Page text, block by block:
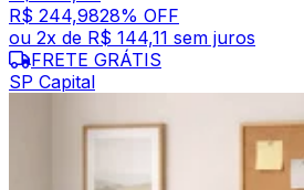
R$ 244,9828% OFF
ou 2x de R$ 144,11 sem juros
FRETE GRÁTIS
SP Capital